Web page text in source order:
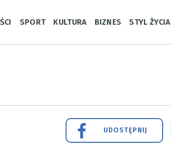
SPORT KULTURA BIZNES STYL ŻYCIA
UDOSTĘPNIJ